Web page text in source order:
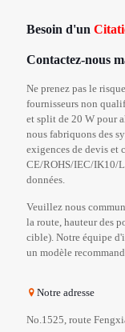
Besoin d'un
Contactez-nous
Ne prenez pas le
fournisseurs non
et split de 20 W pour
nous fabriquons des
exigences de devis et
CE/ROHS/IEC/IK10/
données.
Veuillez nous
la route, hauteur des
cible). Notre équipe
un modèle
Notre adresse
No.1525, route